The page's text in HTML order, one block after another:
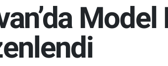
ve Fikstür